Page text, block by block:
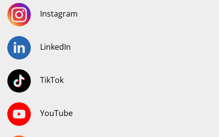
Instagram
LinkedIn
TikTok
YouTube